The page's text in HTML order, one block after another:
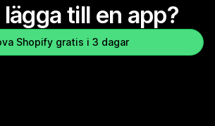
till en app?
Shopify gratis i 3 dagar